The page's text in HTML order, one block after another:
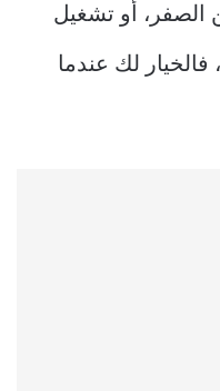
الصفر، أو تشغيل
فالخيار لك عندما